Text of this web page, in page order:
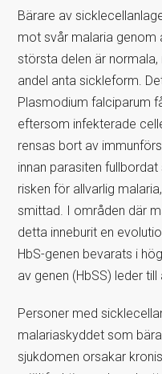
Bärare av
mot svår malaria genom
största delen är normala,
andel anta sickleform.
Plasmodium falciparum
eftersom infekterade
rensas bort av
innan parasiten
risken för allvarlig
smittad. I områden där
detta inneburit en
HbS-genen bevarats i
av genen (HbSS) leder
Personer med
malariaskyddet som
sjukdomen orsakar